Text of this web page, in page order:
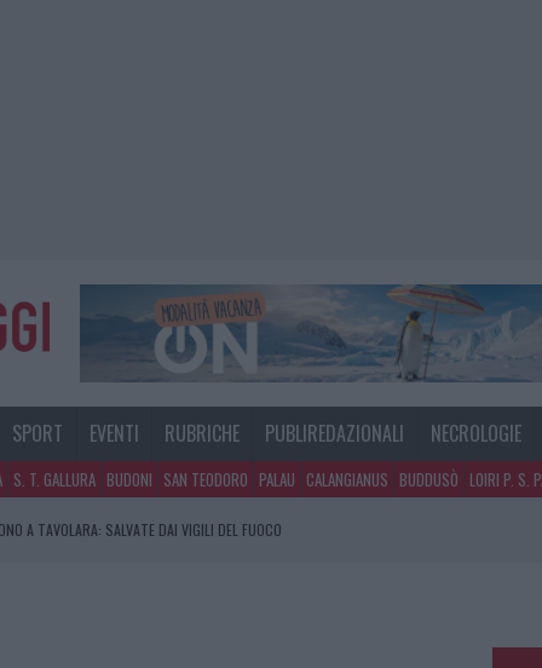
SPORT EVENTI RUBRICHE PUBLIREDAZIONALI NECROLOGIE
S. T. GALLURA BUDONI SAN TEODORO PALAU CALANGIANUS BUDDUSÒ LOIRI P. S.
A TAVOLARA: SALVATE DAI VIGILI DEL FUOCO
MIGLIORA IL TEMPO IN GALLURA
FERITO IL CONDUCENTE